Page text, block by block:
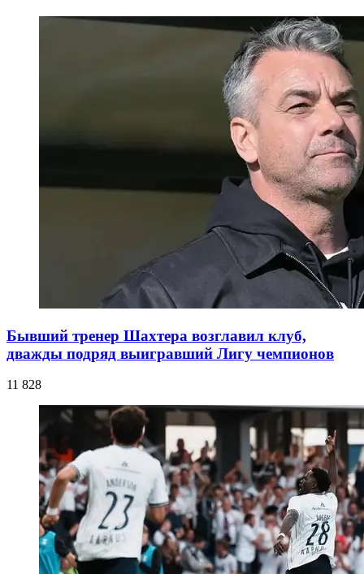
Бывший тренер Шахтера возглавил клуб,
дважды подряд выигравший Лигу чемпионов
11 828